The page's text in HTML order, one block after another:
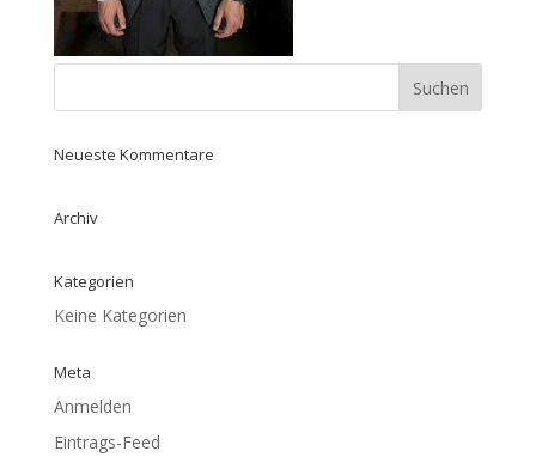
Neueste Kommentare
Archiv
Kategorien
Keine Kategorien
Meta
Anmelden
Eintrags-Feed